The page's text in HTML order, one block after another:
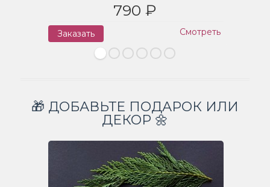
790 ₽
Заказать Смотреть
🎁 ДОБАВЬТЕ ПОДАРОК ИЛИ
ДЕКОР 🌼